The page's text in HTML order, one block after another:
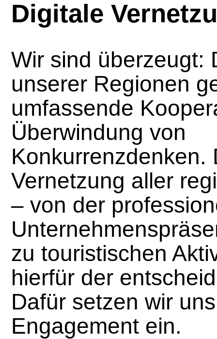
Digitale
Wir sind überzeugt:
unserer Regionen
umfassende
Überwindung von
Konkurrenzdenken.
Vernetzung aller
– von der
zu touristischen
hierfür der
Dafür setzen wir
Engagement ein.